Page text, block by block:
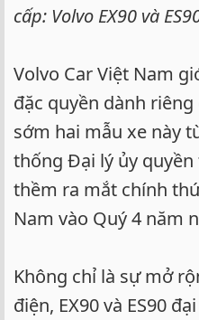
cấp: Volvo EX90 và
Volvo Car Việt Nam
đặc quyền dành
sớm hai mẫu xe này
thống Đại lý ủy
thềm ra mắt chính
Nam vào Quý 4 năm
Không chỉ là sự mở
điện, EX90 và ES90